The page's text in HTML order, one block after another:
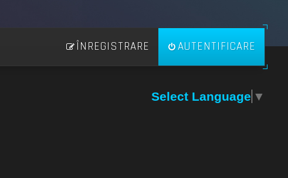
AUTENTIFICARE
ÎNREGISTRARE
Select Language ▼